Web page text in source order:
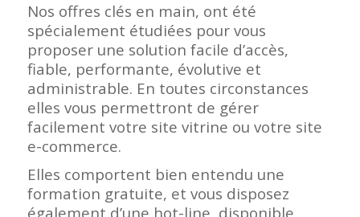
Nos offres clés en main, ont été
spécialement étudiées pour vous
proposer une solution facile d’accès,
fiable, performante, évolutive et
administrable. En toutes circonstances
elles vous permettront de gérer
facilement votre site vitrine ou votre site
e-commerce.
Elles comportent bien entendu une
formation gratuite, et vous disposez
également d’une hot-line, disponible